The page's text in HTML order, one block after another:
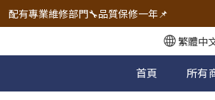
🔧電動工具&五金唯一首選 宇慶五金網拍🔧
配有專業維修部門🔧品質保修一年📌
🔧電動工具&五金唯一首選 宇慶五金網拍🔧繁體中
首頁 所有